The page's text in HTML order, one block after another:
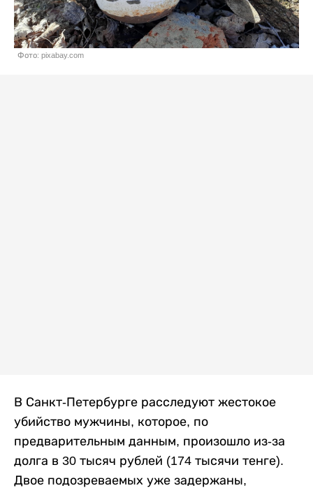
Фото: pixabay.com
В Санкт-Петербурге расследуют жестокое
убийство мужчины, которое, по
предварительным данным, произошло из-за
долга в 30 тысяч рублей (174 тысячи тенге).
Двое подозреваемых уже задержаны,